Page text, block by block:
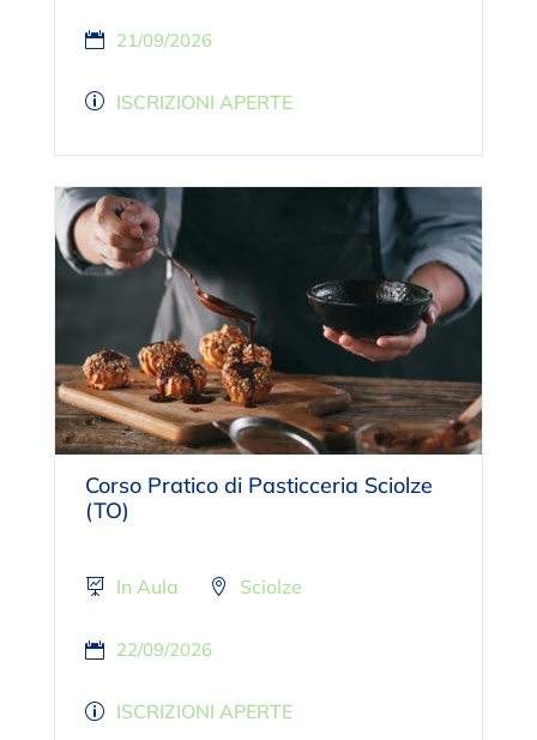
21/09/2026
ISCRIZIONI APERTE
Corso Pratico di Pasticceria Sciolze
(TO)
In Aula Sciolze
22/09/2026
ISCRIZIONI APERTE